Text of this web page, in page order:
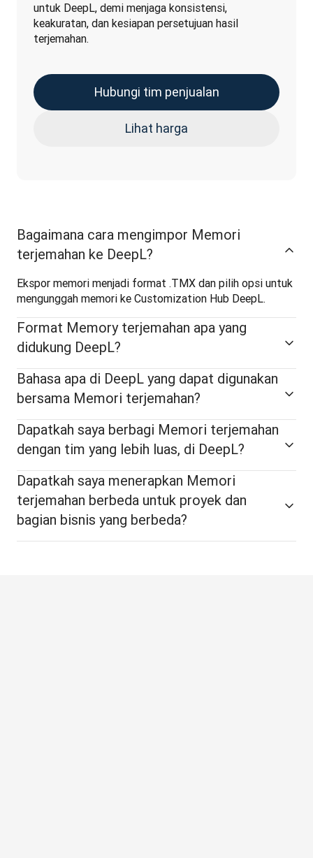
untuk DeepL, demi menjaga konsistensi,
keakuratan, dan kesiapan persetujuan hasil
terjemahan.
Hubungi tim penjualan
Lihat harga
Bagaimana cara mengimpor Memori
terjemahan ke DeepL?
Ekspor memori menjadi format .TMX dan pilih opsi untuk
mengunggah memori ke Customization Hub DeepL.
Format Memory terjemahan apa yang
didukung DeepL?
Bahasa apa di DeepL yang dapat digunakan
bersama Memori terjemahan?
Dapatkah saya berbagi Memori terjemahan
dengan tim yang lebih luas, di DeepL?
Dapatkah saya menerapkan Memori
terjemahan berbeda untuk proyek dan
bagian bisnis yang berbeda?